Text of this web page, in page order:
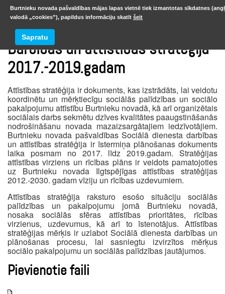
Darbības un attīstības stratēģija
2017.-2019.gadam
Attīstības stratēģija ir dokuments, kas izstrādāts, lai veidotu
koordinētu un mērķtiecīgu sociālās palīdzības un sociālo
pakalpojumu attīstību Burtnieku novadā, kā arī organizētais
sociālais darbs sekmētu dzīves kvalitātes paaugstināšanās
nodrošināšanu novada mazaizsargātajiem iedzīvotājiem.
Burtnieku novada pašvaldības Sociālā dienesta darbības
un attīstības stratēģija ir īstermiņa plānošanas dokuments
laika posmam no 2017. līdz 2019.gadam. Stratēģijas
attīstības virziens un rīcības plāns ir veidots pamatojoties
uz Burtnieku novada Ilgtspējīgas attīstības stratēģijas
2012.-2030. gadam vīziju un rīcības uzdevumiem.
Attīstības stratēģija raksturo esošo situāciju sociālās
palīdzības un pakalpojumu jomā Burtnieku novadā,
nosaka sociālās sfēras attīstības prioritātes, rīcības
virzienus, uzdevumus, kā arī to īstenotājus. Attīstības
stratēģijas mērķis ir uzlabot Sociālā dienesta darbības un
plānošanas procesu, lai sasniegtu izvirzītos mērķus
sociālo pakalpojumu un sociālās palīdzības jautājumos.
Pievienotie faili
Burtnieku novada pašvaldības mājas lapas vietnē tiek izmantotas sīkdatnes
valodā „cookies”), papildus informāciju skatīt šeit
Sapratu